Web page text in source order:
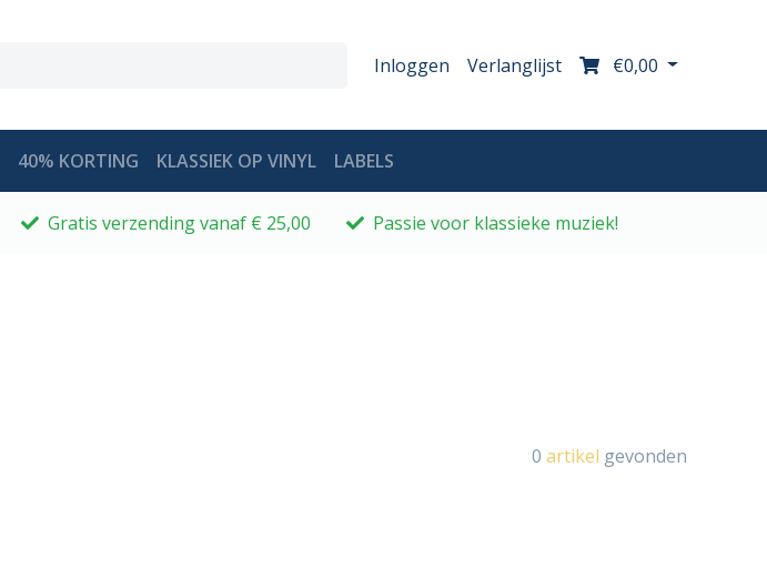
Inloggen Verlanglijst €0,00
40% KORTING KLASSIEK OP VINYL LABELS
Gratis verzending vanaf € 25,00 Passie voor klassieke muziek!
0 artikel gevonden